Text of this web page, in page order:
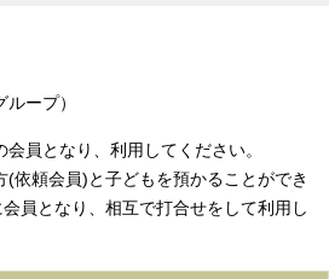
ープ）
員となり、利用してください。
依頼会員)と子どもを預かることができ
員となり、相互で打合せをして利用し